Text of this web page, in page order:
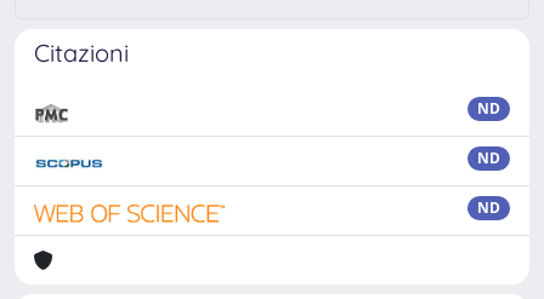
Citazioni
ND
ND
ND